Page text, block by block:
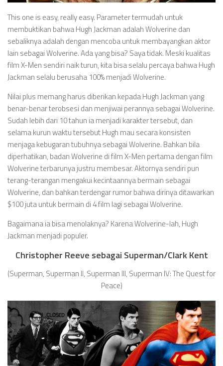
This one is easy, really easy. Parameter termudah untuk
membuktikan bahwa Hugh Jackman adalah Wolverine dan
sebaliknya adalah dengan mencoba untuk membayangkan aktor
lain sebagai Wolverine. Ada yang bisa? Saya tidak. Meski kualitas
film X-Men sendiri naik turun, kita bisa selalu percaya bahwa Hugh
Jackman selalu berusaha 100% menjadi Wolverine.
Nilai plus memang harus diberikan kepada Hugh Jackman yang
benar-benar terobsesi dan menjiwai perannya sebagai Wolverine.
Sudah lebih dari 10 tahun ia menjadi karakter tersebut, dan
selama kurun waktu tersebut Hugh mau secara konsisten
menjaga kebugaran tubuhnya sebagai Wolverine. Bahkan bila
diperhatikan, badan Wolverine di film X-Men pertama dengan film
Wolverine terbarunya justru membesar. Aktornya sendiri pun
terang-terangan mengakui kecintaannya bermain sebagai
Wolverine, dan bahkan terdengar rumor bahwa dirinya ditawarkan
$100 juta untuk bermain di 4 film lagi sebagai Wolverine.
Bagaimana ia bisa menolaknya? Karena Wolverine-lah, Hugh
Jackman menjadi populer.
Christopher Reeve sebagai Superman/Clark Kent
(Superman, Superman II, Superman III, Superman IV: The Quest for
Peace)